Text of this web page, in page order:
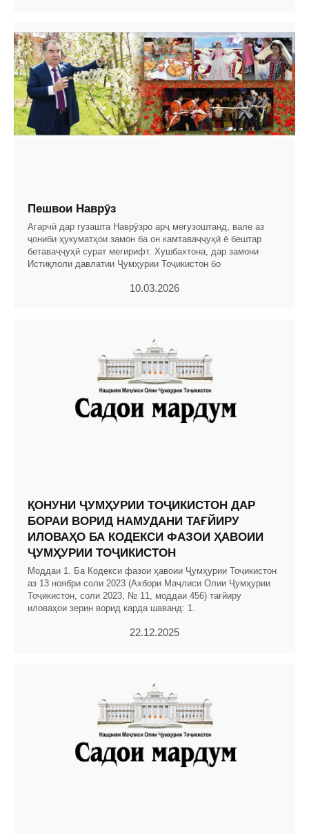
Пешвои Наврӯз
Агарчӣ дар гузашта Наврӯзро арҷ мегузоштанд, вале аз
ҷониби ҳукуматҳои замон ба он камтаваҷҷуҳӣ ё бештар
бетаваҷҷуҳӣ сурат мегирифт. Хушбахтона, дар замони
Истиқлоли давлатии Ҷумҳурии Тоҷикистон бо
10.03.2026
ҚОНУНИ ҶУМҲУРИИ ТОҶИКИСТОН ДАР
БОРАИ ВОРИД НАМУДАНИ ТАҒЙИРУ
ИЛОВАҲО БА КОДЕКСИ ФАЗОИ ҲАВОИИ
ҶУМҲУРИИ ТОҶИКИСТОН
Моддаи 1. Ба Кодекси фазои ҳавоии Ҷумҳурии Тоҷикистон
аз 13 ноябри соли 2023 (Ахбори Маҷлиси Олии Ҷумҳурии
Тоҷикистон, соли 2023, № 11, моддаи 456) тағйиру
иловаҳои зерин ворид карда шаванд: 1.
22.12.2025